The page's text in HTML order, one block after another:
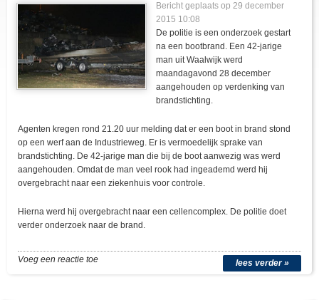
Bericht geplaats op 29 december
2015 10:08
De politie is een onderzoek gestart
na een bootbrand. Een 42-jarige
man uit Waalwijk werd
maandagavond 28 december
aangehouden op verdenking van
brandstichting.
Agenten kregen rond 21.20 uur melding dat er een boot in brand stond
op een werf aan de Industrieweg. Er is vermoedelijk sprake van
brandstichting. De 42-jarige man die bij de boot aanwezig was werd
aangehouden. Omdat de man veel rook had ingeademd werd hij
overgebracht naar een ziekenhuis voor controle.
Hierna werd hij overgebracht naar een cellencomplex. De politie doet
verder onderzoek naar de brand.
lees verder »
Voeg een reactie toe